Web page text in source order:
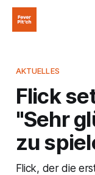
AKTUELLES
Flick
"Sehr
zu
Flick, der die